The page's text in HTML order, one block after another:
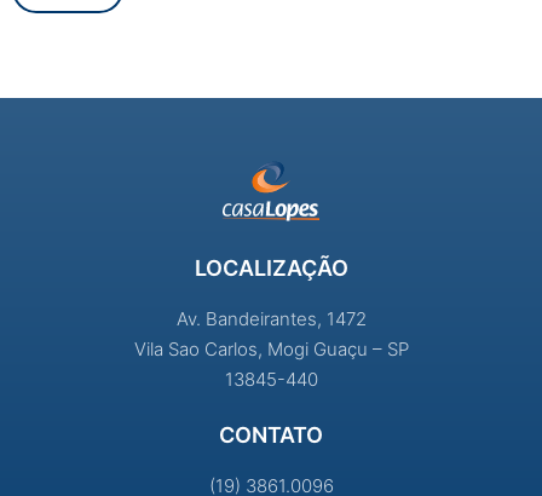
LOCALIZAÇÃO
Av. Bandeirantes, 1472
Vila Sao Carlos, Mogi Guaçu – SP
13845-440
CONTATO
(19) 3861.0096